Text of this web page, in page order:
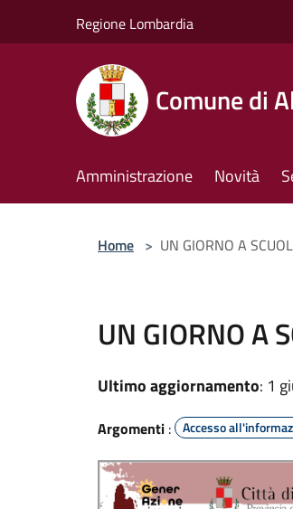
Regione Lombardia
Comune di
Amministrazione Novità
Home > UN GIORNO A
UN GIORNO A
Ultimo aggiornamento: 1
Argomenti : Accesso